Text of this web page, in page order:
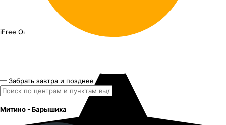
iFree Original Taos КС974 16"x6.5J PCD 5x112 ЕТ 43 ЦО 57.1
— Забрать завтра и позднее
Митино - Барышиха